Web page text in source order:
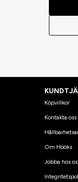
Köpvillkor
Kontakta oss
Om Hööks
Jobba hos